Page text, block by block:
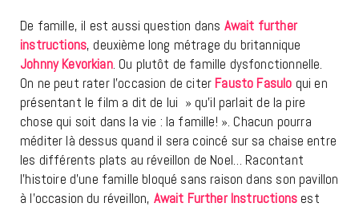
De famille, il est aussi question dans Await further
instructions, deuxième long métrage du britannique
Johnny Kevorkian. Ou plutôt de famille dysfonctionnelle.
On ne peut rater l’occasion de citer Fausto Fasulo qui en
présentant le film a dit de lui » qu’il parlait de la pire
chose qui soit dans la vie : la famille! ». Chacun pourra
méditer là dessus quand il sera coincé sur sa chaise entre
les différents plats au réveillon de Noel… Racontant
l’histoire d’une famille bloqué sans raison dans son pavillon
à l’occasion du réveillon, Await Further Instructions est